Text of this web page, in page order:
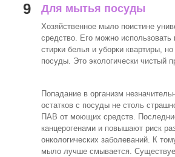
9 Для мытья посуды
Хозяйственное мыло поистине
средство. Его можно использовать
стирки белья и уборки квартиры,
посуды. Это экологически чистый
Попадание в организм
остатков с посуды не столь
ПАВ от моющих средств.
канцерогенами и повышают риск
онкологических заболеваний. К
мыло лучше смывается.